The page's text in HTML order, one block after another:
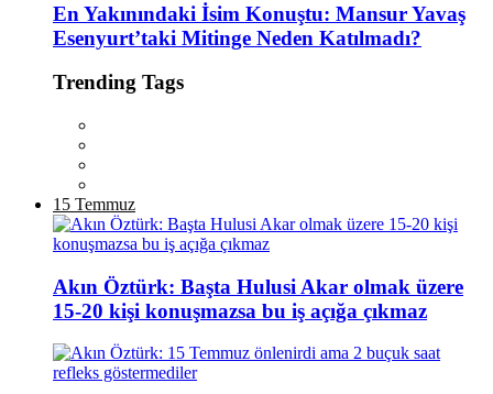
En Yakınındaki İsim Konuştu: Mansur Yavaş
Esenyurt’taki Mitinge Neden Katılmadı?
Trending Tags
15 Temmuz
Akın Öztürk: Başta Hulusi Akar olmak üzere
15-20 kişi konuşmazsa bu iş açığa çıkmaz